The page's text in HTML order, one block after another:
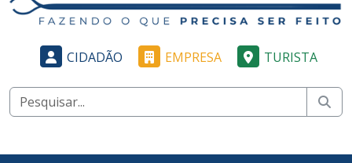
CIDADÃO EMPRESA TURISTA